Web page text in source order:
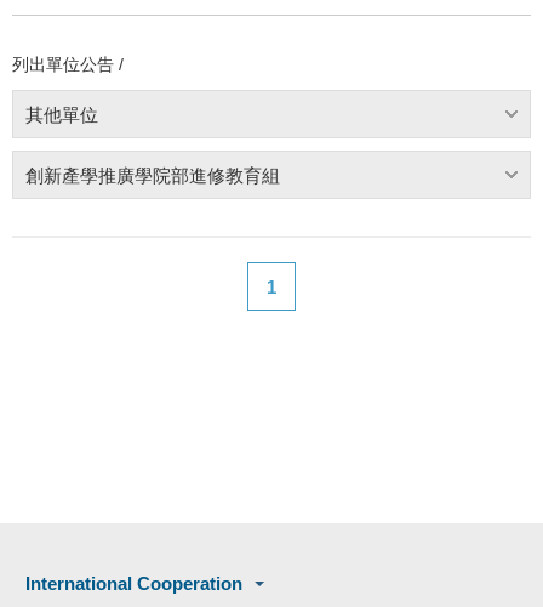
列出單位公告 /
其他單位
創新產學推廣學院部進修教育組
1
International Cooperation